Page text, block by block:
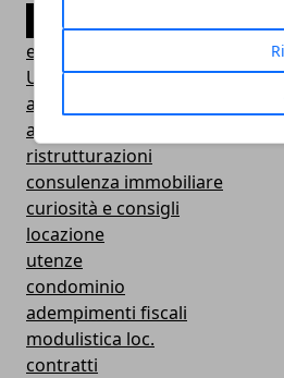
edilizia
Uncategorized
agenzia immobiliare
arredamento
ristrutturazioni
consulenza immobiliare
curiosità e consigli
locazione
utenze
condominio
adempimenti fiscali
modulistica loc.
contratti